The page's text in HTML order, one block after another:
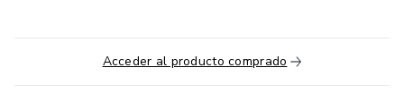
Acceder al producto comprado